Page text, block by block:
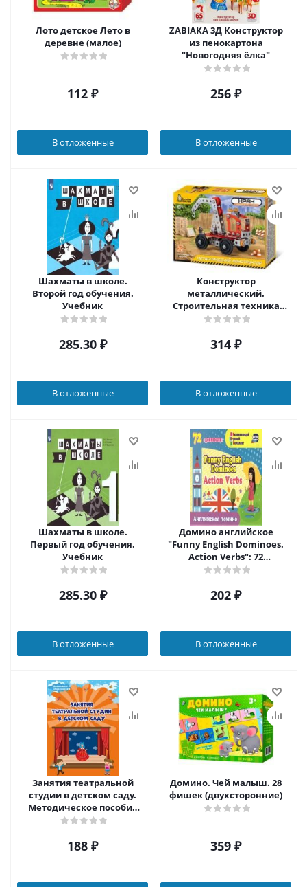
Лото детское Лето в
деревне (малое)
112 ₽
В отложенные
ZABIAKA 3Д Конструктор
из пенокартона
"Новогодняя ёлка"
256 ₽
В отложенные
Шахматы в школе.
Второй год обучения.
Учебник
285.30₽
В отложенные
Конструктор
металлический.
Строительная техника
"Кран" (Десятое
314 ₽
В отложенные
Шахматы в школе.
Первый год обучения.
Учебник
285.30₽
В отложенные
Домино английское
"Funny English Dominoes.
Action Verbs": 72
"доминошки"
202 ₽
В отложенные
Занятия театральной
студии в детском саду.
Методическое пособие
для педагогов ДОО
188 ₽
Домино. Чей малыш. 28
фишек (двухсторонние)
359 ₽